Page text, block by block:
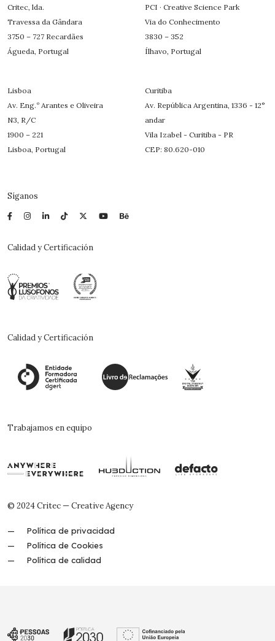
Critec, lda.
Travessa da Gândara
3750 – 727 Recardães
Águeda, Portugal
PCI · Creative Science Park
Via do Conhecimento
3830 – 352
Ílhavo, Portugal
Lisboa
Av. Eng.º Arantes e Oliveira
N3, R/C
1900 – 221
Lisboa, Portugal
Curitiba
Av. República Argentina, 1336 - 12°
andar
Vila Izabel - Curitiba - PR
CEP: 80.620-010
Síganos
Calidad y Certificación
Calidad y Certificación
Trabajamos en equipo
© 2024 Critec — Creative Agency
Política de privacidad
Política de Cookies
Política de calidad